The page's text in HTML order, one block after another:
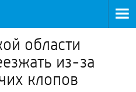
области
из-за
клопов